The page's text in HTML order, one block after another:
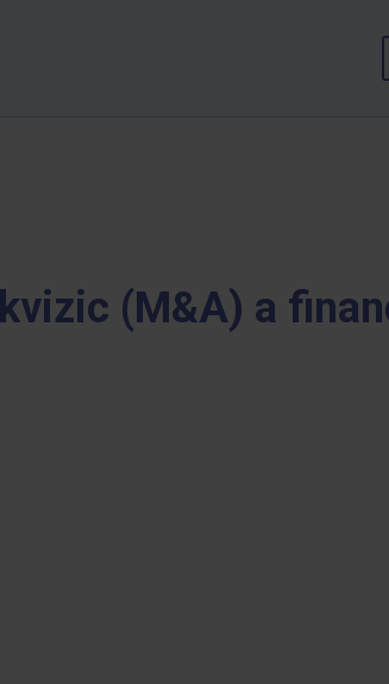
(M&A) a